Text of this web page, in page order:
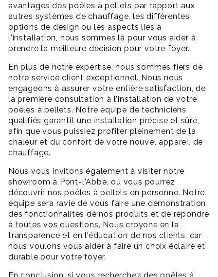
avantages des poêles à pellets par rapport aux
autres systèmes de chauffage, les différentes
options de design ou les aspects liés à
l'installation, nous sommes là pour vous aider à
prendre la meilleure décision pour votre foyer.
En plus de notre expertise, nous sommes fiers de
notre service client exceptionnel. Nous nous
engageons à assurer votre entière satisfaction, de
la première consultation à l'installation de votre
poêles à pellets. Notre équipe de techniciens
qualifiés garantit une installation précise et sûre,
afin que vous puissiez profiter pleinement de la
chaleur et du confort de votre nouvel appareil de
chauffage.
Nous vous invitons également à visiter notre
showroom à Pont-l'Abbé, où vous pourrez
découvrir nos poêles à pellets en personne. Notre
équipe sera ravie de vous faire une démonstration
des fonctionnalités de nos produits et de répondre
à toutes vos questions. Nous croyons en la
transparence et en l'éducation de nos clients, car
nous voulons vous aider à faire un choix éclairé et
durable pour votre foyer.